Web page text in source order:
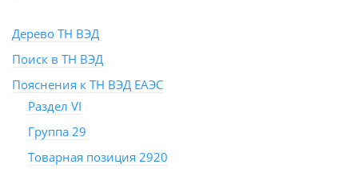
Дерево ТН ВЭД
Поиск в ТН ВЭД
Пояснения к ТН ВЭД ЕАЭС
Раздел VI
Группа 29
Товарная позиция 2920